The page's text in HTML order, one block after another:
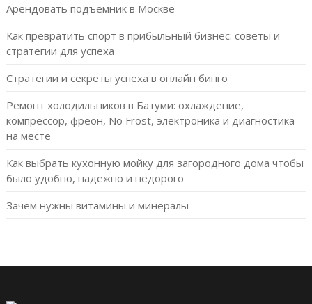
Арендовать подъёмник в Москве
Как превратить спорт в прибыльный бизнес: советы и
стратегии для успеха
Стратегии и секреты успеха в онлайн бинго
Ремонт холодильников в Батуми: охлаждение,
компрессор, фреон, No Frost, электроника и диагностика
на месте
Как выбрать кухонную мойку для загородного дома чтобы
было удобно, надежно и недорого
Зачем нужны витамины и минералы